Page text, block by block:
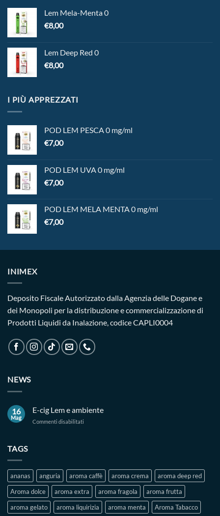
Lem Mela-Menta 0
€8,00
Lem Deep Red 0
€8,00
I PIÙ APPREZZATI
POD LEM PESCA 0 mg/ml
€7,00
POD LEM UVA 0 mg/ml
€7,00
POD LEM MELA MENTA 0 mg/ml
€7,00
INIMEX
Deposito Fiscale Autorizzato dalla Agenzia delle Dogane e
dei Monopoli per la distribuzione e commercializzazione di
Prodotti Liquidi da Inalazione, codice CAPLI0004
NEWS
16
Mag
E-cig Lem e ambiente
Commenti disabilitati
TAGS
ananas anguria aroma caffè aroma crema
aroma deep red
Aroma dolce
aroma extra aroma fragola
aroma frutta
aroma gelato
aroma liquirizia aroma menta Aroma Tabacco